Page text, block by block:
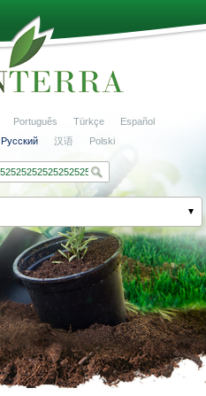
Português Türkçe
Español
Русский 汉语 Polski